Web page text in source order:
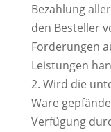
Bezahlung
den Besteller
Forderungen
Leistungen
2. Wird die
Ware
Verfügung